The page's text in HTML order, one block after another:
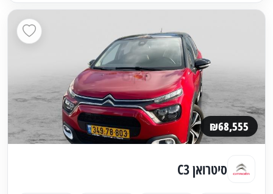
₪68,555
סיטרואן C3